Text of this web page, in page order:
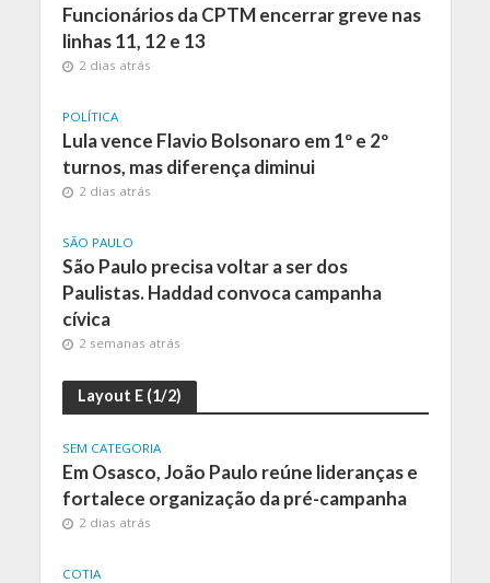
Funcionários da CPTM encerrar greve nas
linhas 11, 12 e 13
2 dias atrás
POLÍTICA
Lula vence Flavio Bolsonaro em 1º e 2º
turnos, mas diferença diminui
2 dias atrás
SÃO PAULO
São Paulo precisa voltar a ser dos
Paulistas. Haddad convoca campanha
cívica
2 semanas atrás
Layout E (1/2)
SEM CATEGORIA
Em Osasco, João Paulo reúne lideranças e
fortalece organização da pré-campanha
2 dias atrás
COTIA